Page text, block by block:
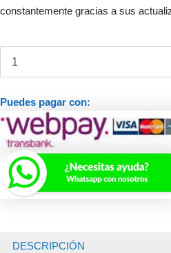
constantemente gracias a sus
Limpiafondo
Zodiac
RA
6370
Inteligencia
Máximo
Rendimiento
cantidad
Puedes pagar con:
DESCRIPCIÓN